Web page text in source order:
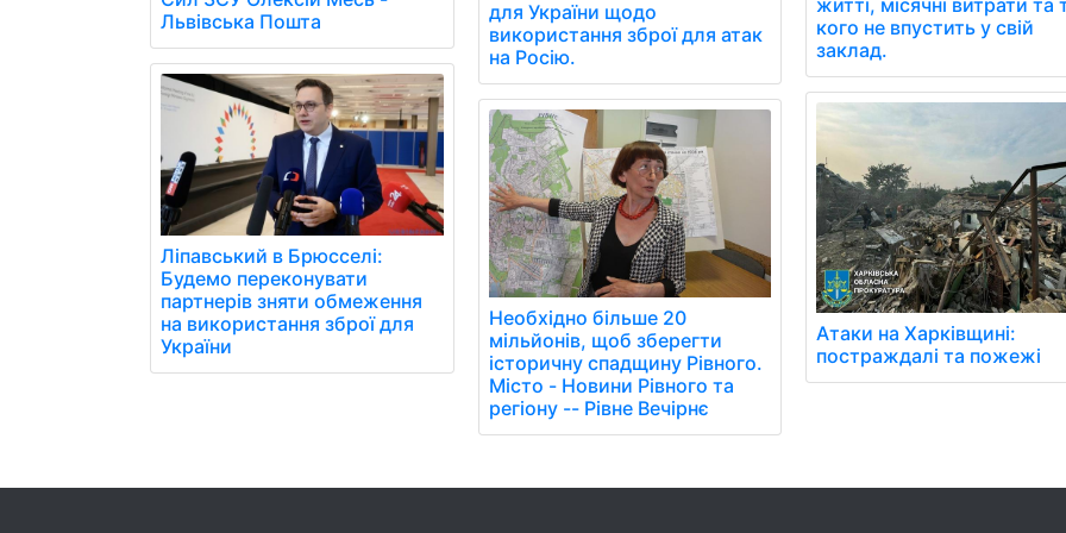
Львівська Пошта
Ліпавський в Брюсселі:
Будемо переконувати
партнерів зняти обмеження
на використання зброї для
України
для України щодо
використання зброї для атак
на Росію.
Необхідно більше 20
мільйонів, щоб зберегти
історичну спадщину Рівного.
Місто - Новини Рівного та
регіону -- Рівне Вечірнє
кого не впустить у свій
заклад.
Атаки на Харківщині:
постраждалі та пожежі